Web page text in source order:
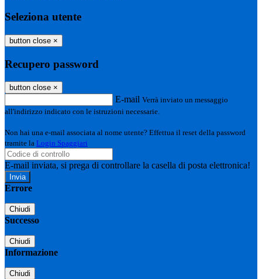
Seleziona utente
button close ×
Recupero password
button close ×
E-mail Verrà inviato un messaggio
all'indirizzo indicato con le istruzioni necessarie.
Non hai una e-mail associata al nome utente? Effettua il reset della password
tramite la Login Spaggiari
E-mail inviata, si prega di controllare la casella di posta elettronica!
Errore
Chiudi
Successo
Chiudi
Informazione
Chiudi